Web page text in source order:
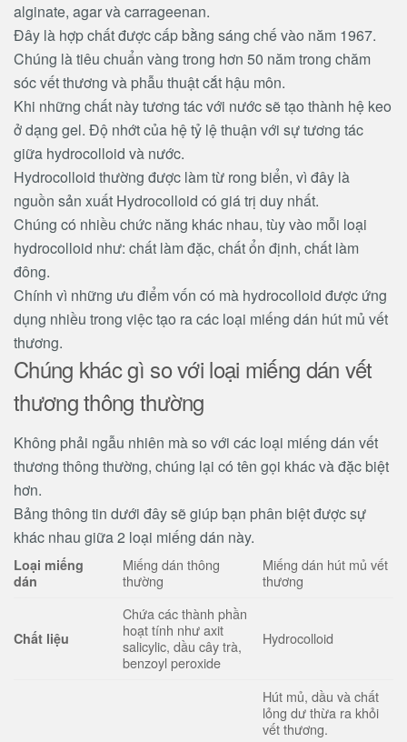
alginate, agar và carrageenan.
Đây là hợp chất được cấp bằng sáng chế vào năm 1967.
Chúng là tiêu chuẩn vàng trong hơn 50 năm trong chăm
sóc vết thương và phẫu thuật cắt hậu môn.
Khi những chất này tương tác với nước sẽ tạo thành hệ keo
ở dạng gel. Độ nhớt của hệ tỷ lệ thuận với sự tương tác
giữa hydrocolloid và nước.
Hydrocolloid thường được làm từ rong biển, vì đây là
nguồn sản xuất Hydrocolloid có giá trị duy nhất.
Chúng có nhiều chức năng khác nhau, tùy vào mỗi loại
hydrocolloid như: chất làm đặc, chất ổn định, chất làm
đông.
Chính vì những ưu điểm vốn có mà hydrocolloid được ứng
dụng nhiều trong việc tạo ra các loại miếng dán hút mủ vết
thương.
Chúng khác gì so với loại miếng dán vết
thương thông thường
Không phải ngẫu nhiên mà so với các loại miếng dán vết
thương thông thường, chúng lại có tên gọi khác và đặc biệt
hơn.
Bảng thông tin dưới đây sẽ giúp bạn phân biệt được sự
khác nhau giữa 2 loại miếng dán này.
Loại miếng
dán
Miếng dán thông
thường
Miếng dán hút mủ vết
thương
Chất liệu
Chứa các thành phần
hoạt tính như axit
salicylic, dầu cây trà,
benzoyl peroxide
Hydrocolloid
Hút mủ, dầu và chất
lỏng dư thừa ra khỏi
vết thương.